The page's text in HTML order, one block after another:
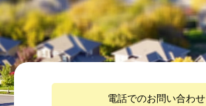
電話でのお問い合わせ